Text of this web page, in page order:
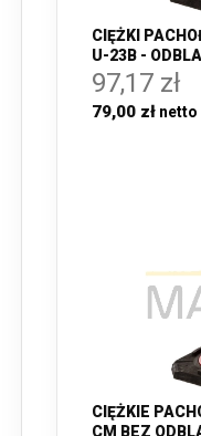
CIĘŻKI
U-23B -
97,17 zł
79,00 zł
CIĘŻKIE
CM BEZ